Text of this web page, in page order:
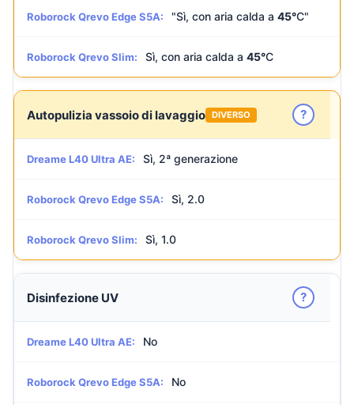
Roborock Qrevo Edge S5A: "Sì, con aria calda a 45°C"
Roborock Qrevo Slim: Sì, con aria calda a 45°C
Autopulizia vassoio di lavaggio DIVERSO ?
Dreame L40 Ultra AE: Sì, 2ª generazione
Roborock Qrevo Edge S5A: Sì, 2.0
Roborock Qrevo Slim: Sì, 1.0
Disinfezione UV ?
Dreame L40 Ultra AE: No
Roborock Qrevo Edge S5A: No